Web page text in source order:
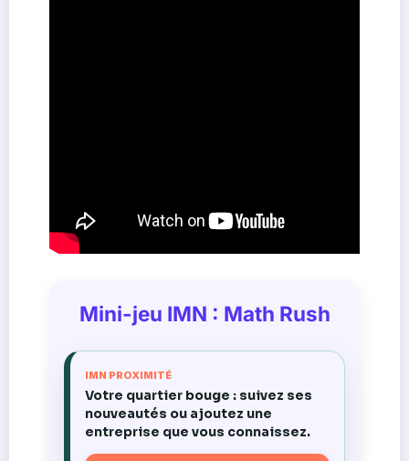
Mini-jeu IMN : Math Rush
IMN PROXIMITÉ
Votre quartier bouge : suivez ses
nouveautés ou ajoutez une
entreprise que vous connaissez.